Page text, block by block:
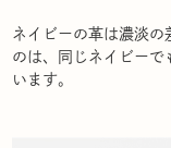
ネイビーの革は濃淡の
のは、同じネイビーで
います。